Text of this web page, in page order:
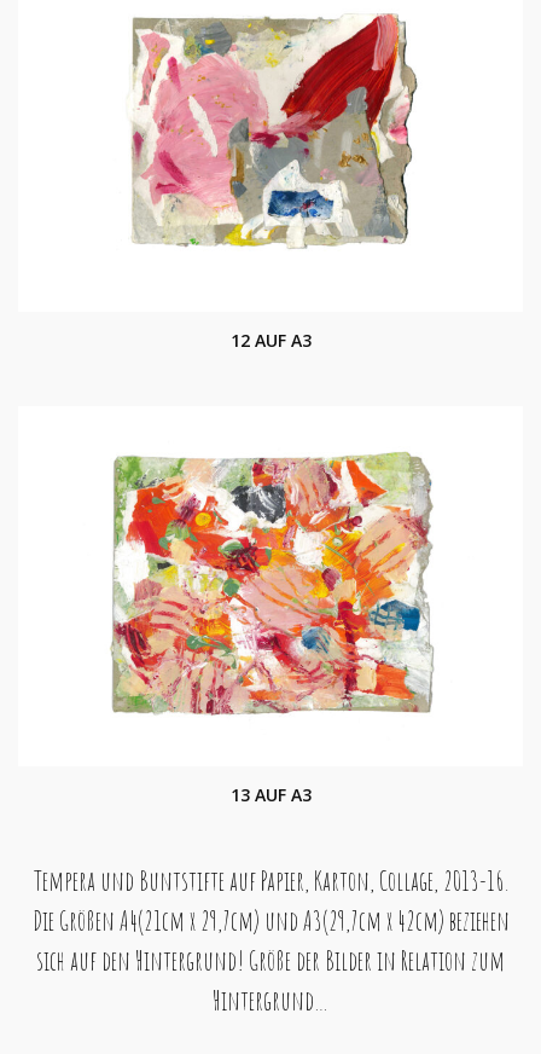
12 AUF A3
13 AUF A3
Tempera und Buntstifte auf Papier, Karton, Collage, 2013-16.
Die Größen A4(21cm x 29,7cm) und A3(29,7cm x 42cm) beziehen
sich auf den Hintergrund! Größe der Bilder in Relation zum
Hintergrund…